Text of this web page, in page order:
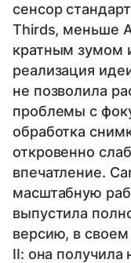
сенсор
Thirds, меньше
кратным зумом
реализация
не позволила
проблемы с
обработка
откровенно
впечатление.
масштабную
выпустила
версию, в своем
II: она получила